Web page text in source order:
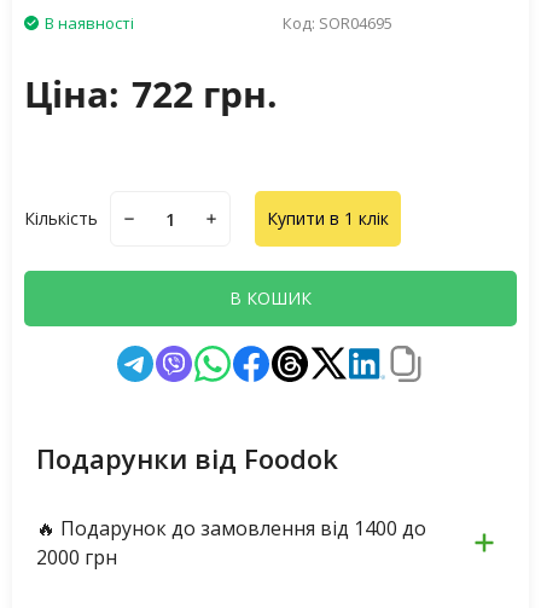
В наявності Код: SOR04695
Ціна: 722 грн.
Кількість Купити в 1 клік
В КОШИК
Подарунки від Foodok
🔥 Подарунок до замовлення від 1400 до
2000 грн